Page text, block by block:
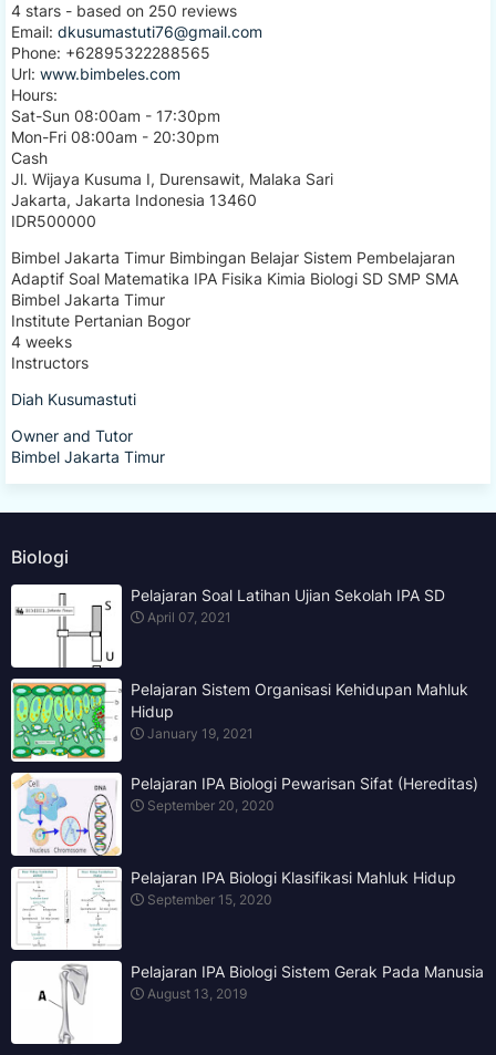
4 stars - based on 250 reviews
Email: dkusumastuti76@gmail.com
Phone: +62895322288565
Url: www.bimbeles.com
Hours:
Sat-Sun 08:00am - 17:30pm
Mon-Fri 08:00am - 20:30pm
Cash
Jl. Wijaya Kusuma I, Durensawit, Malaka Sari
Jakarta, Jakarta Indonesia 13460
IDR500000
Bimbel Jakarta Timur Bimbingan Belajar Sistem Pembelajaran
Adaptif Soal Matematika IPA Fisika Kimia Biologi SD SMP SMA
Bimbel Jakarta Timur
Institute Pertanian Bogor
4 weeks
Instructors
Diah Kusumastuti
Owner and Tutor
Bimbel Jakarta Timur
Biologi
Pelajaran Soal Latihan Ujian Sekolah IPA SD
April 07, 2021
Pelajaran Sistem Organisasi Kehidupan Mahluk
Hidup
January 19, 2021
Pelajaran IPA Biologi Pewarisan Sifat (Hereditas)
September 20, 2020
Pelajaran IPA Biologi Klasifikasi Mahluk Hidup
September 15, 2020
Pelajaran IPA Biologi Sistem Gerak Pada Manusia
August 13, 2019